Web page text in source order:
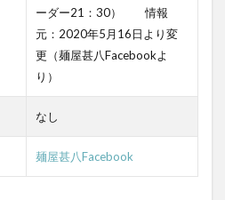
ーダー21：30） 情報
元：2020年5月16日より変
更（麺屋甚八Facebookよ
り）
なし
麺屋甚八Facebook